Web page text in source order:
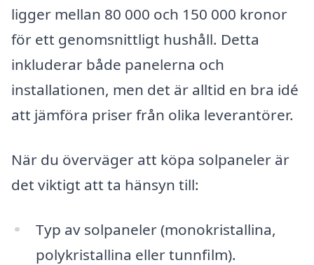
ligger mellan 80 000 och 150 000 kronor
för ett genomsnittligt hushåll. Detta
inkluderar både panelerna och
installationen, men det är alltid en bra idé
att jämföra priser från olika leverantörer.
När du överväger att köpa solpaneler är
det viktigt att ta hänsyn till:
Typ av solpaneler (monokristallina,
polykristallina eller tunnfilm).